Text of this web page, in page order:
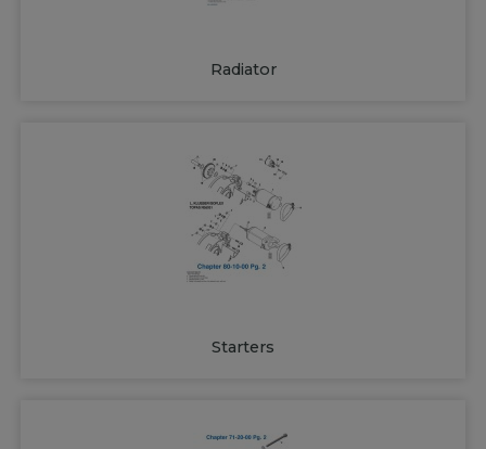
Radiator
Starters